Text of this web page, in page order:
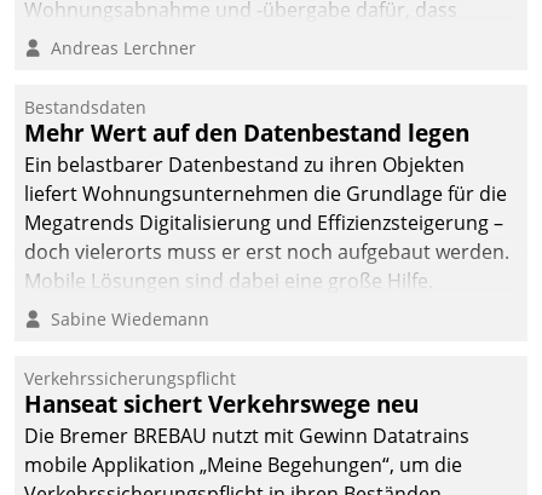
Wohnungsabnahme und -übergabe dafür, dass
Mieter wohlgeordnet kommen und, so es sein muss,
Andreas Lerchner
Bestandsdaten
Mehr Wert auf den Datenbestand legen
Ein belastbarer Datenbestand zu ihren Objekten
liefert Wohnungsunternehmen die Grundlage für die
Megatrends Digitalisierung und Effizienzsteigerung –
doch vielerorts muss er erst noch aufgebaut werden.
Mobile Lösungen sind dabei eine große Hilfe.
Sabine Wiedemann
Verkehrssicherungspflicht
Hanseat sichert Verkehrswege neu
Die Bremer BREBAU nutzt mit Gewinn Datatrains
mobile Applikation „Meine Begehungen“, um die